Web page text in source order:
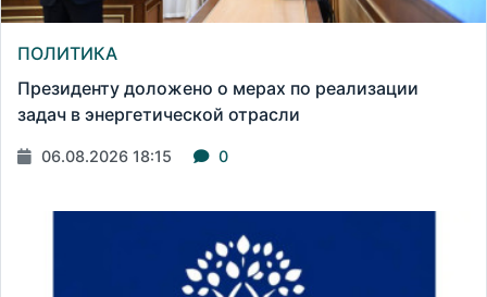
ПОЛИТИКА
Президенту доложено о мерах по реализации
задач в энергетической отрасли
06.08.2026 18:15 0